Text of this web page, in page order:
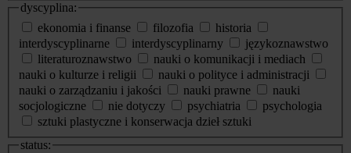
dyscyplina:
ekonomia i finanse
filozofia
historia
interdyscyplinarne
interdyscyplinarny
językoznawstwo
literaturoznawstwo
nauki o komunikacji i mediach
nauki o kulturze i religii
nauki o polityce i administracji
nauki o zarządzaniu i jakości
nauki prawne
nauki
socjologiczne
nie dotyczy psychiatria
psychologia
sztuki plastyczne i konserwacja dzieł sztuki
status: